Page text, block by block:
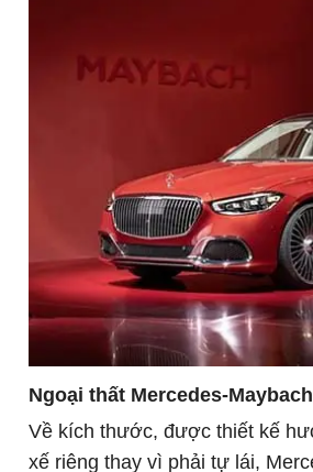
Ngoại thất Mercedes-
Về kích thước, được thiết kế
xế riêng thay vì phải tự lái,